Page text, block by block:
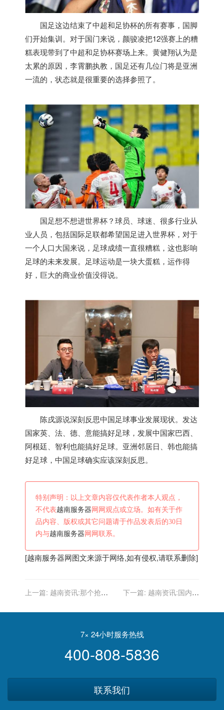
国足这边结束了中超和足协杯的所有赛事，国脚
们开始集训。对于国门来说，颜骏凌把12强赛上的糟
糕表现带到了中超和足协杯赛场上来。黄健翔认为是
太累的原因，李霄鹏执教，国足还有几位门将是亚洲
一流的，状态就是很重要的选择参照了。
国足想不想进世界杯？球员、球迷、很多行业从
业人员，包括国际足联都希望国足进入世界杯，对于
一个人口大国来说，足球成绩一直很糟糕，这也影响
足球的未来发展。足球运动是一块大蛋糕，运作得
好，巨大的商业价值没得说。
陈戌源说深刻反思中国足球事业发展现状。发达
国家英、法、德、意能搞好足球，发展中国家巴西、
阿根廷、智利也能搞好足球。亚洲邻居日、韩也能搞
好足球，中国足球确实应该深刻反思。
特别声明：以上文章内容仅代表作者本人观点，
不代表越南服务器 网网观点或立场。如有关于作
品内容、版权或其它问题请于作品发表后的30日
内与越南服务器 网网联系。
[越南服务器网图文来源于网络,如有侵权,请联系删除]
上一篇: 越南资讯:那个抢银
的35亿盾用来“撩妹买车”了
下一篇: 越南资讯:国内智
南海还能安宁吗？
7× 24小时服务热线
400-808-5836
联系我们